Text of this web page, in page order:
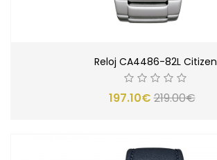
Reloj CA4486-82L Citizen
197.10€219.00€